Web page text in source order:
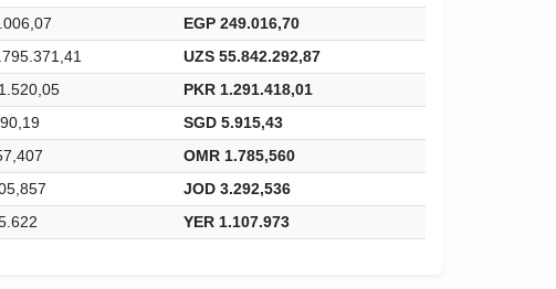
EGP 249.016,70
UZS 55.842.292,87
PKR 1.291.418,01
SGD 5.915,43
OMR 1.785,560
JOD 3.292,536
YER 1.107.973